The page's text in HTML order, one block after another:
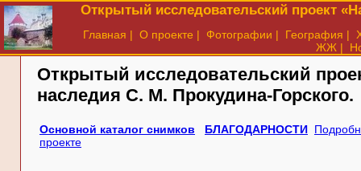
Открытый исследовательский проект
Главная | О проекте | Фотографии | География |
ЖЖ |
Открытый исследовательский
наследия С. М. Прокудина-Горского.
Основной каталог снимков БЛАГОДАРНОСТИ
проекте